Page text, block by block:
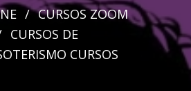
/ CURSOS ZOOM
CURSOS DE
CURSOS